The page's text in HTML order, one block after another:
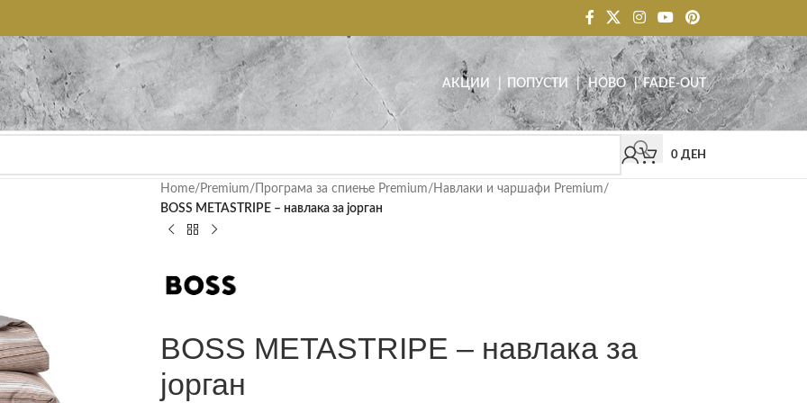
АКЦИИ | ПОПУСТИ |НОВО|FADE-OUT
0 ДЕН
Home/ Premium/ Програма за спиење Premium/ Навлаки и чаршафи Premium/
BOSS METASTRIPE – навлака за јорган
BOSS METASTRIPE – навлака за
јорган